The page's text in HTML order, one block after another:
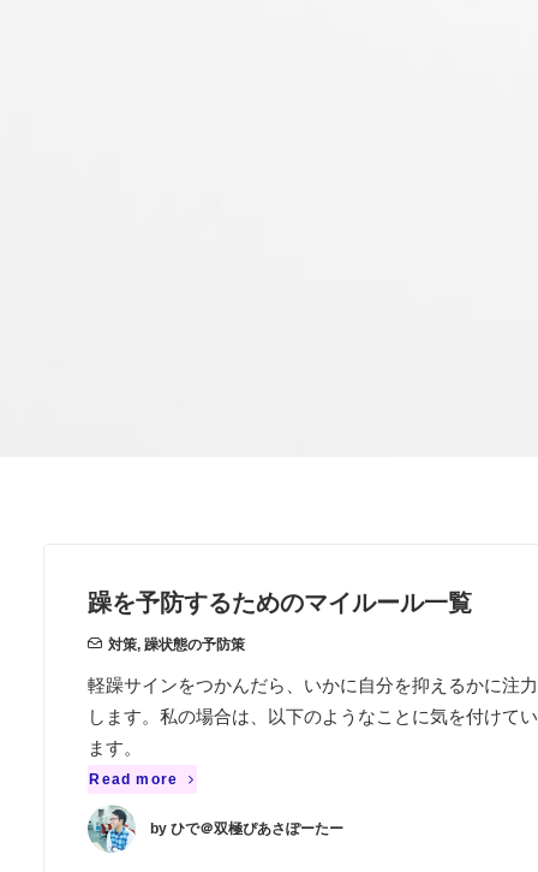
躁を予防するためのマイルール一覧
対策, 躁状態の予防策
軽躁サインをつかんだら、いかに自分を抑えるかに注力
します。私の場合は、以下のようなことに気を付けてい
ます。
Read more
by ひで＠双極ぴあさぽーたー